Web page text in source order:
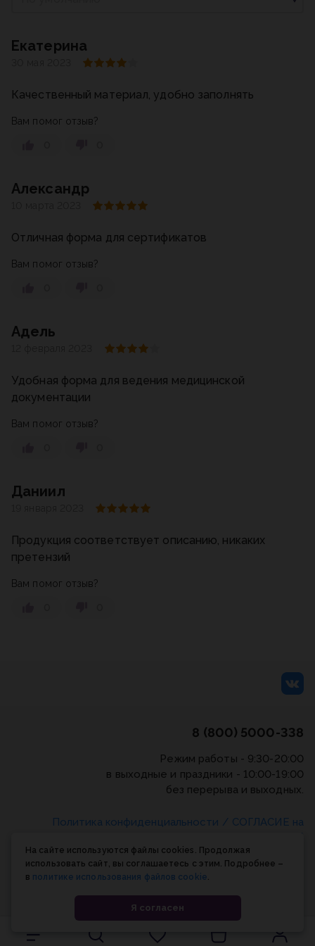
Екатерина
Качественный материал, удобно заполнять
Вам помог отзыв?
Александр
Отличная форма для сертификатов
Вам помог отзыв?
Адель
Удобная форма для ведения медицинской
документации
Вам помог отзыв?
Даниил
Продукция соответствует описанию, никаких
претензий
Вам помог отзыв?
8 (800) 5000-338
Режим работы - 9:30-20:00
в выходные и праздники - 10:00-19:00
без перерыва и выходных.
Политика конфиденциальности / СОГЛАСИЕ на
использовании cookie-файлов
На сайте используются файлы cookies. Продолжая
использовать сайт, вы соглашаетесь с этим. Подробнее –
в политике использования файлов cookie.
Я согласен